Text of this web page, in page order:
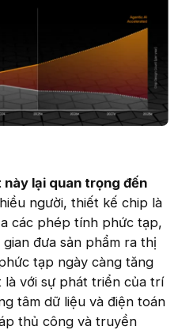
lại quan trọng đến
người, thiết kế chip là
các phép tính phức tạp,
đưa sản phẩm ra thị
tạp ngày càng tăng
với sự phát triển của trí
tâm dữ liệu và điện toán
thủ công và truyền